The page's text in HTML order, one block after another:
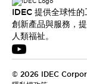
IDEC 提供全球性
創新產品與服務，
人類福祉。
© 2026 IDEC